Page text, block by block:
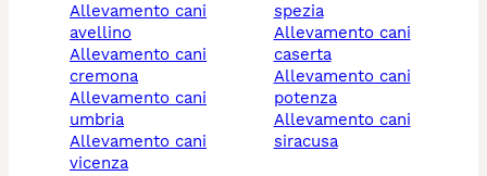
allevamento cani
avellino
allevamento cani
cremona
allevamento cani
umbria
allevamento cani
vicenza
spezia
allevamento cani
caserta
allevamento cani
potenza
allevamento cani
siracusa